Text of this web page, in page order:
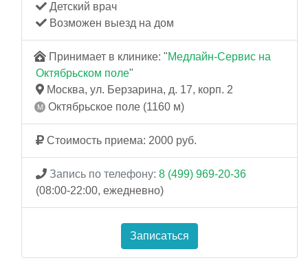
Детский врач
Возможен выезд на дом
Принимает в клинике: "Медлайн-Сервис на
Октябрьском поле"
Москва, ул. Берзарина, д. 17, корп. 2
Октябрьское поле (1160 м)
Стоимость приема: 2000 руб.
Запись по телефону: 8 (499) 969-20-36
(08:00-22:00, ежедневно)
Записаться